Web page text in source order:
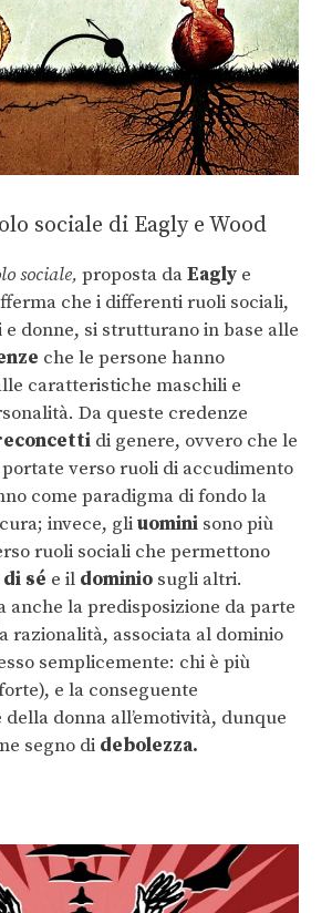
sociale di Eagly e Wood
sociale, proposta daEagly e
che i differenti ruoli sociali,
donne, si strutturano in base alle
che le persone hanno
caratteristiche maschili e
Da queste credenze
di genere, ovvero che le
verso ruoli di accudimento
come paradigma di fondo la
invece, gliuomini sono più
ruoli sociali che permettono
sé e il dominio sugli altri.
anche la predisposizione da parte
razionalità, associata al dominio
semplicemente: chi è più
e la conseguente
donna all’emotività, dunque
segno di debolezza.